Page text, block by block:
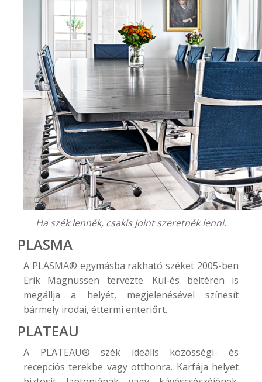
Ha szék lennék, csakis Joint szeretnék lenni.
PLASMA
A PLASMA® egymásba rakható széket 2005-ben
Erik Magnussen tervezte. Kül-és beltéren is
megállja a helyét, megjelenésével színesít
bármely irodai, éttermi enteriőrt.
PLATEAU
A PLATEAU® szék ideális közösségi- és
recepciós terekbe vagy otthonra. Karfája helyet